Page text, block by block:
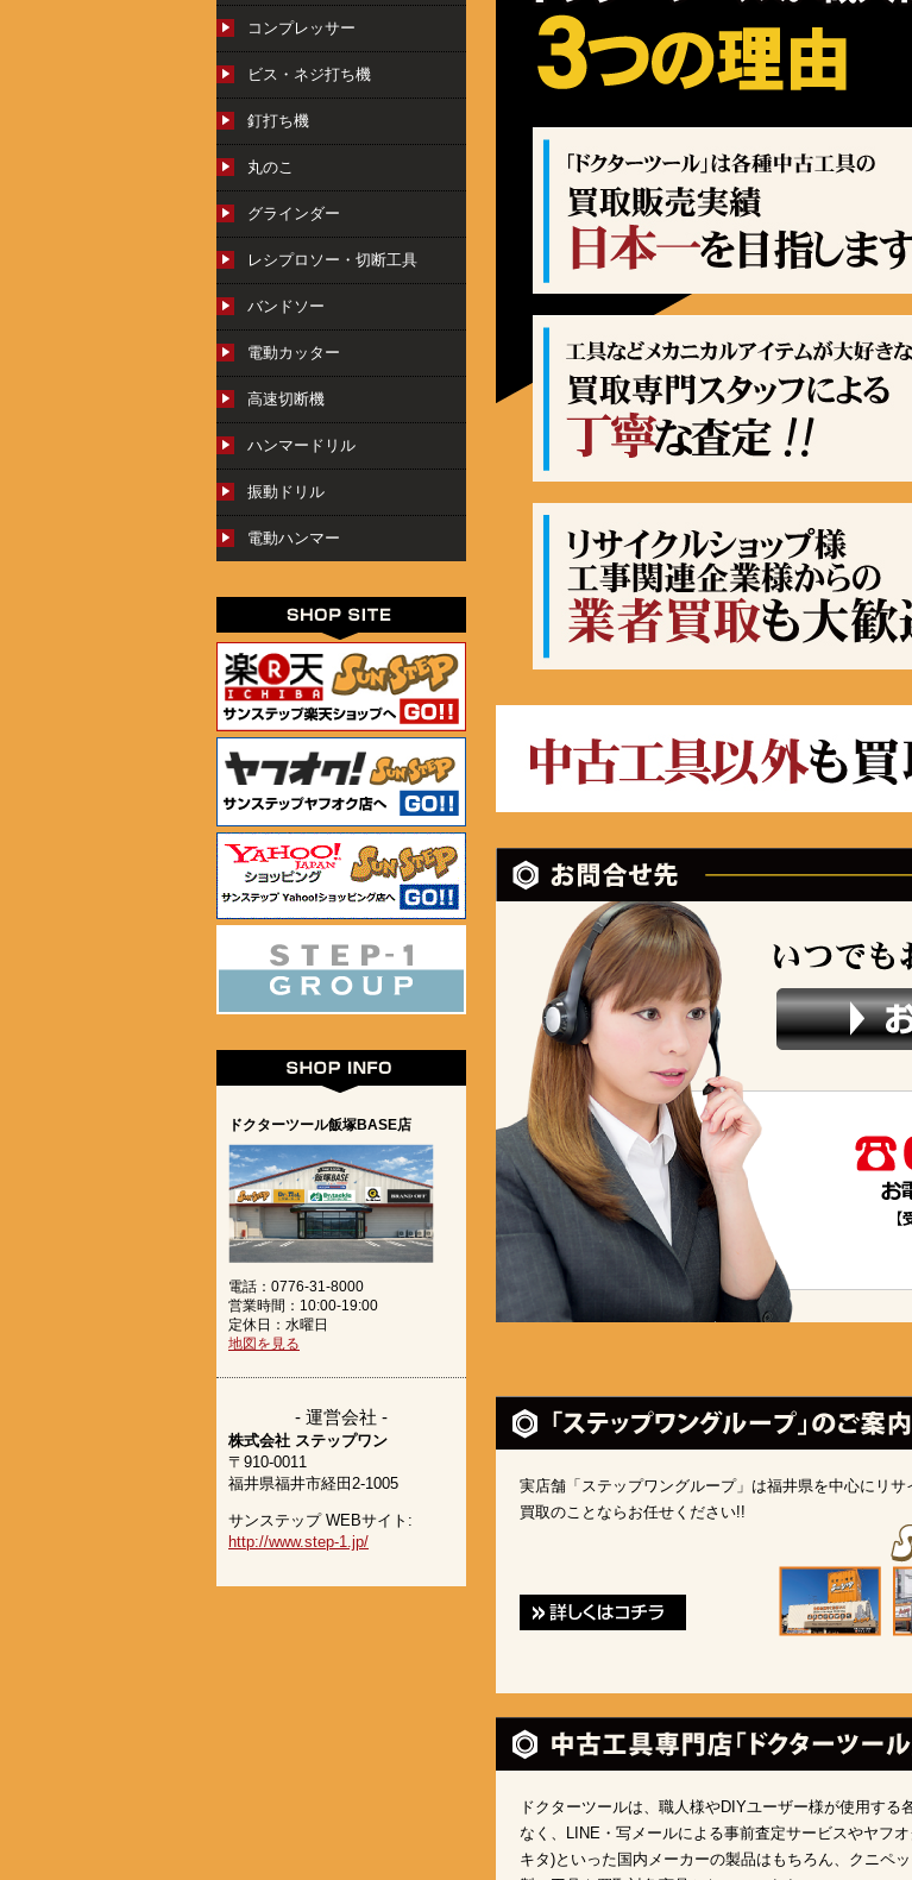
また、重量がある大型工具や大量にある場合などは
【出張買取】にてお伺いさせていただきます。
お電話一本でご予約可能！
実店舗「ステップワングループ」は福井県を中心にリ
買取のことならお任せください!!
ドクターツールは、職人様やDIYユーザー様が使用す
なく、LINE・写メールによる事前査定サービスやヤフ
キタ)といった国内メーカーの製品はもちろん、クニペ
コンプレッサー
ビス・ネジ打ち機
釘打ち機
丸のこ
グラインダー
レシプロソー・切断工具
バンドソー
電動カッター
高速切断機
ハンマードリル
振動ドリル
電動ハンマー
ドクターツール飯塚BASE店
電話：0776-31-8000
営業時間：10:00-19:00
定休日：水曜日
地図を見る
- 運営会社 -
株式会社 ステップワン
〒910-0011
福井県福井市経田2-1005
サンステップ WEBサイト:
http://www.step-1.jp/